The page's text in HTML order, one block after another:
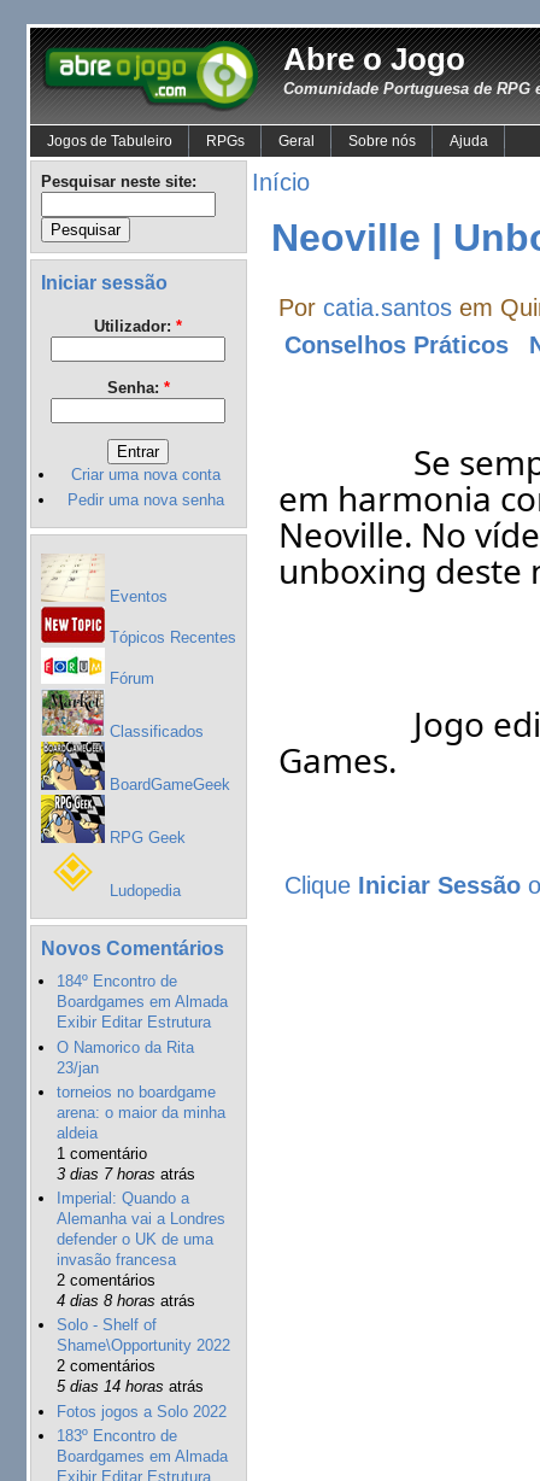
Abre o Jogo
Comunidade Portuguesa de RPG
Jogos de Tabuleiro RPGs Geral Sobre nós Ajuda
Pesquisar neste site:
Iniciar sessão
Utilizador: *
Senha: *
Criar uma nova conta
Pedir uma nova senha
Eventos
Tópicos Recentes
Fórum
Classificados
BoardGameGeek
RPG Geek
Ludopedia
Novos Comentários
184º Encontro de
Boardgames em Almada
Exibir Editar Estrutura
O Namorico da Rita
23/jan
torneios no boardgame
arena: o maior da minha
aldeia
1 comentário
3 dias 7 horas atrás
Imperial: Quando a
Alemanha vai a Londres
defender o UK de uma
invasão francesa
2 comentários
4 dias 8 horas atrás
Solo - Shelf of
Shame\Opportunity 2022
2 comentários
5 dias 14 horas atrás
Fotos jogos a Solo 2022
183º Encontro de
Boardgames em Almada
Exibir Editar Estrutura
Início
Neoville |
Porcatia.santos em
Conselhos Práticos
em harmonia
Neoville. No
unboxing deste
Games.
Clique Iniciar Sessão